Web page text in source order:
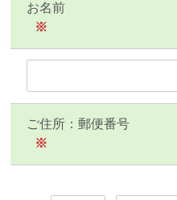
お名前
※
ご住所：郵便番号
※